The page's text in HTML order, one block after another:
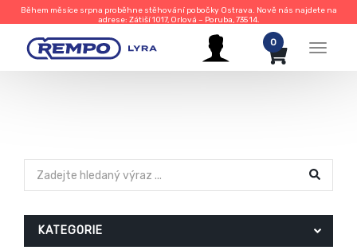
Během měsíce srpna proběhne stěhování pobočky Ostrava. Nově nás najdete na
adrese: Zátiší 1017, Orlová – Poruba, 735 14.
Menu
0
KATEGORIE